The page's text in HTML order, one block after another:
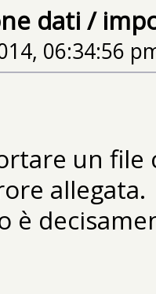
dati /
06:34:56
un file
è